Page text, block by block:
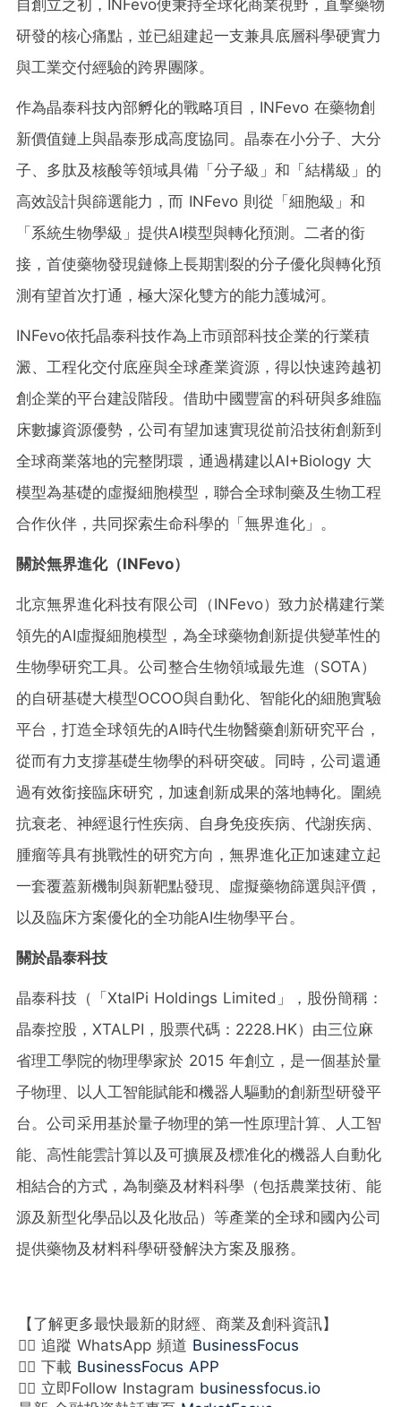
自創立之初，INFevo便秉持全球化商業視野，直擊藥物
研發的核心痛點，並已組建起一支兼具底層科學硬實力
與工業交付經驗的跨界團隊。
作為晶泰科技內部孵化的戰略項目，INFevo 在藥物創
新價值鏈上與晶泰形成高度協同。晶泰在小分子、大分
子、多肽及核酸等領域具備「分子級」和「結構級」的
高效設計與篩選能力，而 INFevo 則從「細胞級」和
「系統生物學級」提供AI模型與轉化預測。二者的銜
接，首使藥物發現鏈條上長期割裂的分子優化與轉化預
測有望首次打通，極大深化雙方的能力護城河。
INFevo依托晶泰科技作為上市頭部科技企業的行業積
澱、工程化交付底座與全球產業資源，得以快速跨越初
創企業的平台建設階段。借助中國豐富的科研與多維臨
床數據資源優勢，公司有望加速實現從前沿技術創新到
全球商業落地的完整閉環，通過構建以AI+Biology 大
模型為基礎的虛擬細胞模型，聯合全球制藥及生物工程
合作伙伴，共同探索生命科學的「無界進化」。
關於無界進化（INFevo）
北京無界進化科技有限公司（INFevo）致力於構建行業
領先的AI虛擬細胞模型，為全球藥物創新提供變革性的
生物學研究工具。公司整合生物領域最先進（SOTA）
的自研基礎大模型OCOO與自動化、智能化的細胞實驗
平台，打造全球領先的AI時代生物醫藥創新研究平台，
從而有力支撐基礎生物學的科研突破。同時，公司還通
過有效銜接臨床研究，加速創新成果的落地轉化。圍繞
抗衰老、神經退行性疾病、自身免疫疾病、代謝疾病、
腫瘤等具有挑戰性的研究方向，無界進化正加速建立起
一套覆蓋新機制與新靶點發現、虛擬藥物篩選與評價，
以及臨床方案優化的全功能AI生物學平台。
關於晶泰科技
晶泰科技（「XtalPi Holdings Limited」，股份簡稱：
晶泰控股，XTALPI，股票代碼：2228.HK）由三位麻
省理工學院的物理學家於 2015 年創立，是一個基於量
子物理、以人工智能賦能和機器人驅動的創新型研發平
台。公司采用基於量子物理的第一性原理計算、人工智
能、高性能雲計算以及可擴展及標准化的機器人自動化
相結合的方式，為制藥及材料科學（包括農業技術、能
源及新型化學品以及化妝品）等產業的全球和國內公司
提供藥物及材料科學研發解決方案及服務。
【了解更多最快最新的財經、商業及創科資訊】
👉🏻 追蹤 WhatsApp 頻道 BusinessFocus
👉🏻 下載 BusinessFocus APP
👉🏻 立即Follow Instagram businessfocus.io